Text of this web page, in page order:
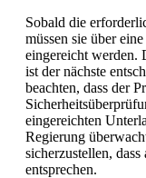
Sobald die
müssen sie über
eingereicht werden.
ist der nächste
beachten, dass der
eingereichten
Regierung
sicherzustellen,
entsprechen.